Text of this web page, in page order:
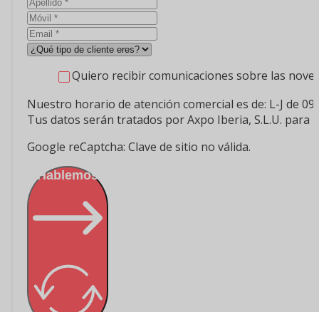
Quiero recibir comunicaciones sobre las
Nuestro horario de atención comercial es de: L-J de
Tus datos serán tratados por Axpo Iberia, S.L.U.
Google reCaptcha: Clave de sitio no válida.
¡Hablemos!